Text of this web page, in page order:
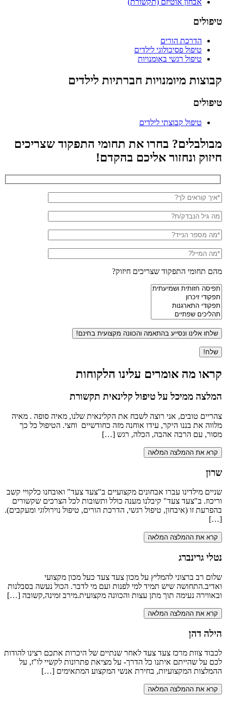
אבחון אוטיזם (תקשורת)
טיפולים
הדרכת הורים
טיפול פסיכולוגי לילדים
טיפול רגשי באומנויות
קבוצות מיומנויות חברתיות לילדים
טיפולים
טיפול קבוצתי לילדים
מבולבלים? בחרו את תחומי התפקוד שצריכים
חיזוק ונחזור אליכם בהקדם!
שם
מלא
גיל
הנבדק
טלפון
דוא"ל
מהם תחומי התפקוד שצריכים חיזוק?
תחום
התפקוד:
קראו מה אומרים עלינו הלקוחות
המלצה ממיכל על טיפול קלינאית תקשורת
צהריים טובים, אני רוצה לשבח את הקלינאית שלנו, מאיה סופה . מאיה
מלווה את בננו היקר, עידו אוחנה מזה כחודשיים וחצי. הטיפול כל כך
מסור, עם הרבה אהבה, הכלה, רגש […]
קרא את ההמלצה המלאה
שרון
שניים מילדינו עברו אבחונים מקצועיים ב"צעד צעד" ואובחנו כלקויי קשב
וריכוז. ב"צעד צעד" קיבלנו מענה כולל ותשובות לכל הצרכים שקשורים
בהפרעת זו (איבחון, טיפול רגשי, הדרכת הורים, טיפול נוירולוגי ומעקבים).
[…]
קרא את ההמלצה המלאה
נטלי גרינברג
שלום רב ברצוני להמליץ על מכון צעד צעד כעל מכון מקצועי
ואדיב.התחושה שיש תמיד למי לפנות ועם מי לדבר. הכול נעשה בסבלנות
ובאווירה נעימה תוך מתן עצות והכוונה מקצועית.מירב זמינה,קשובה […]
קרא את ההמלצה המלאה
הילה דהן
לכבוד צוות מרכז צעד צעד לאחר שנתיים של היכרות אתכם רצינו להודות
לכם על שהייתם איתנו כל הדרך- על מציאת פתרונות לקשיי לו"ז, על
ההמלצות המקצועיות, בחירת אנשי המקצוע המתאימים […]
קרא את ההמלצה המלאה